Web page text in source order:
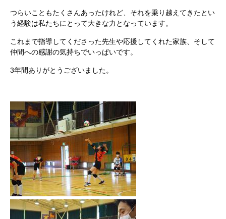
つらいこともたくさんあったけれど、それを乗り越えてきたとい
う経験は私たちにとって大きな力となっています。
これまで指導してくださった先生や応援してくれた家族、そして
仲間への感謝の気持ちでいっぱいです。
3年間ありがとうございました。